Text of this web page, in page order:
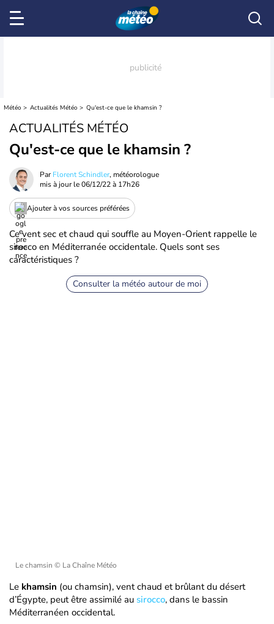
Météo Actualités Météo Qu'est-ce que le khamsin ?
ACTUALITÉS MÉTÉO
Qu'est-ce que le khamsin ?
ParFlorent Schindler, météorologue
mis à jour le06/12/22 à 17h26
Ajouter à vos sources préférées
Ce vent sec et chaud qui souffle au Moyen-Orient rappelle le
sirocco en Méditerranée occidentale. Quels sont ses
caractéristiques ?
Consulter la météo autour de moi
Le chamsin © La Chaîne Météo
Le khamsin (ou chamsin), vent chaud et brûlant du désert
d’Égypte, peut être assimilé au sirocco, dans le bassin
Méditerranéen occidental.